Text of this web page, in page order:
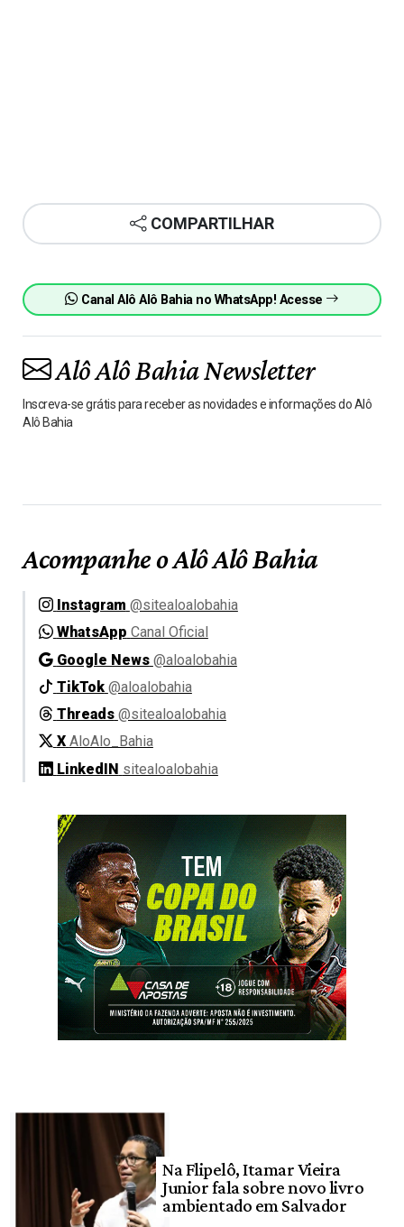
COMPARTILHAR
Canal Alô Alô Bahia no WhatsApp! Acesse
Alô Alô Bahia Newsletter
Inscreva-se grátis para receber as novidades e informações do Alô
Alô Bahia
Acompanhe o Alô Alô Bahia
Instagram @sitealoalobahia
WhatsApp Canal Oficial
Google News @aloalobahia
TikTok @aloalobahia
Threads @sitealoalobahia
X AloAlo_Bahia
LinkedIN sitealoalobahia
Na Flipelô, Itamar Vieira
Junior fala sobre novo livro
ambientado em Salvador